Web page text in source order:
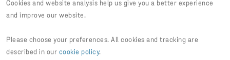
Cookies and website analysis help us give you a better experience
and improve our website.
Please choose your preferences. All cookies and tracking are
described in our cookie policy.